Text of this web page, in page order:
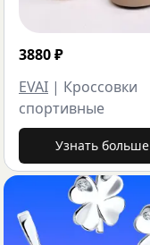
3880₽
EVAI | Кроссовки
спортивные
Узнать больше